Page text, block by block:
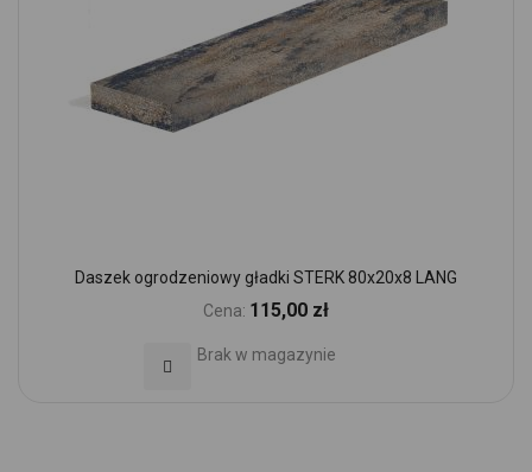
Daszek ogrodzeniowy gładki STERK 80x20x8 LANG
Cena: 115,00 zł
Brak w magazynie
Dodaj do Ulubionych